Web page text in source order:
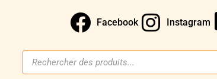
Facebook Instagram